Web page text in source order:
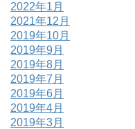
2022年1月
2021年12月
2019年10月
2019年9月
2019年8月
2019年7月
2019年6月
2019年4月
2019年3月